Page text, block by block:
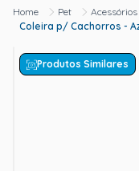
Pet Acessórios
Coleira p/ Cachorros -
Produtos Similares